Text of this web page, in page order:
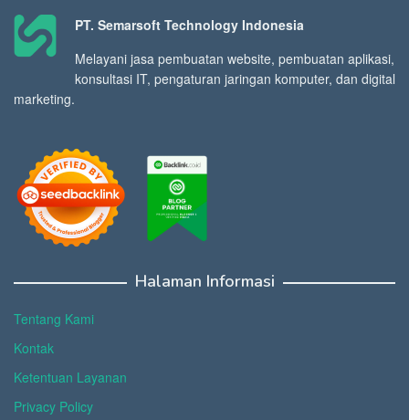
PT. Semarsoft Technology Indonesia
Melayani jasa pembuatan website, pembuatan aplikasi,
konsultasi IT, pengaturan jaringan komputer, dan digital
marketing.
Halaman Informasi
Tentang Kami
Kontak
Ketentuan Layanan
Privacy Policy